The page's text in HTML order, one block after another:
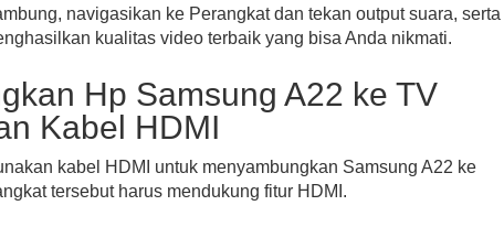
navigasikan ke Perangkat dan tekan output suara, serta
kualitas video terbaik yang bisa Anda nikmati.
Hp Samsung A22 ke TV
Kabel HDMI
kabel HDMI untuk menyambungkan Samsung A22 ke
tersebut harus mendukung fitur HDMI.